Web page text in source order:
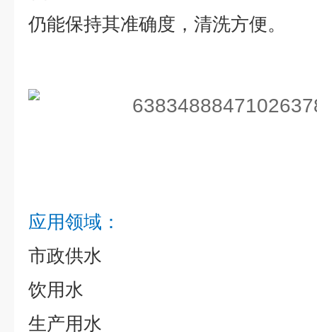
仍能保持其准确度，清洗方便。
应用领域：
市政供水
饮用水
生产用水